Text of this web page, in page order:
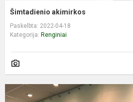
Šimtadienio akimirkos
Paskelbta: 2022-04-18
Kategorija: Renginiai